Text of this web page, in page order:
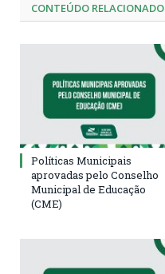
CONTEÚDO RELACIONADO
Políticas Municipais
aprovadas pelo Conselho
Municipal de Educação
(CME)